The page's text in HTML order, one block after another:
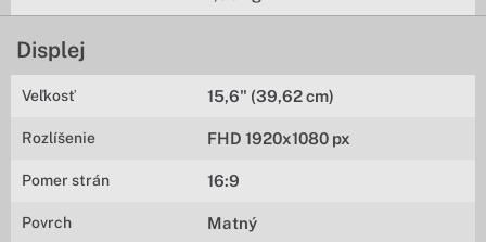
Displej
Veľkosť 15,6" (39,62 cm)
Rozlíšenie FHD 1920x1080 px
Pomer strán 16:9
Povrch Matný